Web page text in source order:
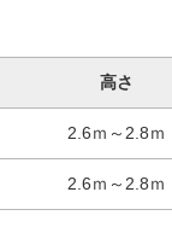
高さ
2.6ｍ～2.8ｍ
2.6ｍ～2.8ｍ